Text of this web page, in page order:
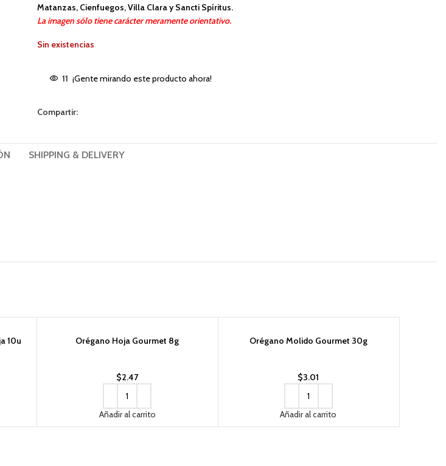
Matanzas, Cienfuegos, Villa Clara y Sancti Spíritus.
La imagen sólo tiene carácter meramente orientativo.
Sin existencias
11 ¡Gente mirando este producto ahora!
Compartir:
SHIPPING & DELIVERY
10u Orégano Hoja Gourmet 8g
$2.47
Añadir al carrito
Orégano Molido Gourmet 30g
$3.01
Añadir al carrito